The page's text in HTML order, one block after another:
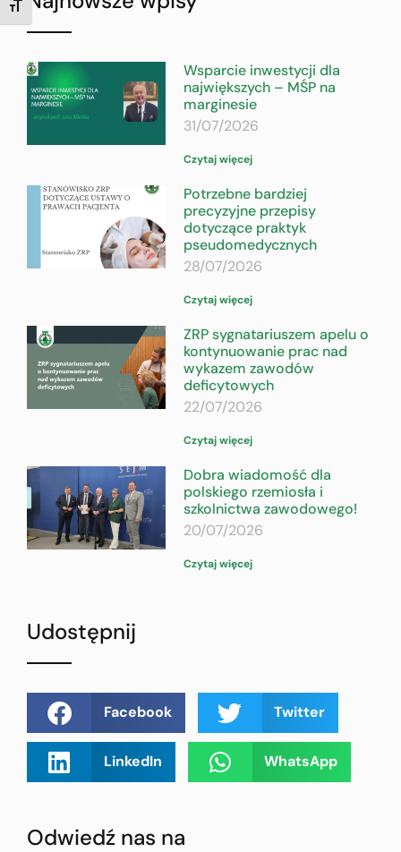
TOGGLE FONT SIZE
Wsparcie inwestycji dla
największych – MŚP na
marginesie
31/07/2026
Czytaj więcej
Potrzebne bardziej
precyzyjne przepisy
dotyczące praktyk
pseudomedycznych
28/07/2026
Czytaj więcej
ZRP sygnatariuszem apelu o
kontynuowanie prac nad
wykazem zawodów
deficytowych
22/07/2026
Czytaj więcej
Dobra wiadomość dla
polskiego rzemiosła i
szkolnictwa zawodowego!
20/07/2026
Czytaj więcej
Udostępnij
Facebook Twitter
LinkedIn WhatsApp
Odwiedź nas na